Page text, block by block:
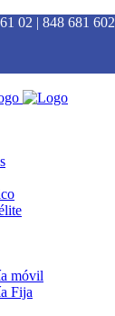
02 | 848 681 602
móvil
Fija